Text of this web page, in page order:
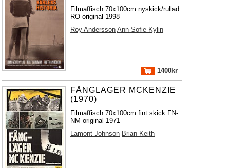
Filmaffisch 70x100cm nyskick/rullad
RO original 1998
Roy Andersson Ann-Sofie Kylin
1400kr
FÅNGLÄGER MCKENZIE
(1970)
Filmaffisch 70x100cm fint skick FN-
NM original 1971
Lamont Johnson Brian Keith